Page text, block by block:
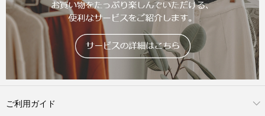
ご利用ガイド